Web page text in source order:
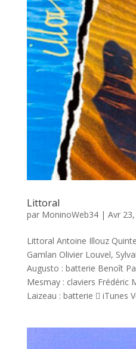
Littoral
par MoninoWeb34| Avr
Littoral Antoine Illouz
Gamlan Olivier Louvel,
Augusto : batterie Benoît
Mesmay : claviers Frédéric
Laizeau : batterie  iTunes